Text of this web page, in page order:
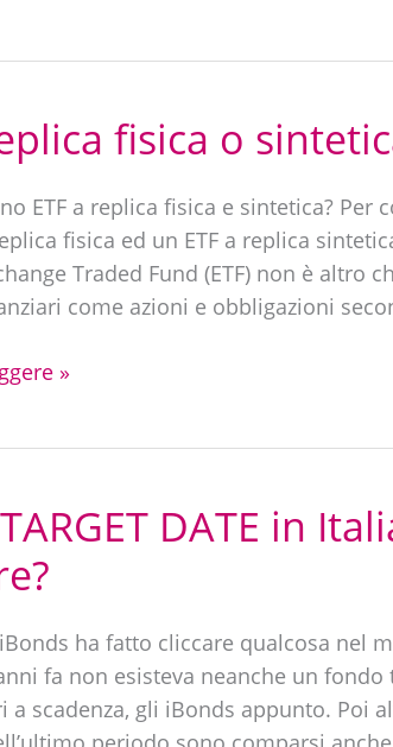
fisica o
ETF a replica fisica e sintetica?
fisica ed un ETF a replica
Traded Fund (ETF) non è altro
come azioni e obbligazioni
»
DATE in
ha fatto cliccare qualcosa nel
fa non esisteva neanche un
a scadenza, gli iBonds appunto. Poi